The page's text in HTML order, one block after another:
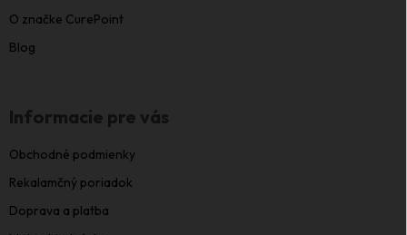
O značke CurePoint
Blog
Informacie pre vás
Obchodné podmienky
Rekalamčný poriadok
Doprava a platba